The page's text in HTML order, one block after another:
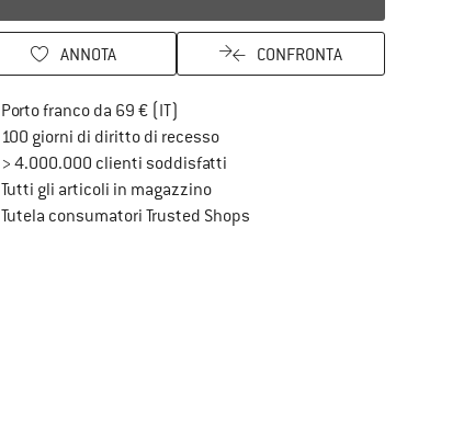
ANNOTA CONFRONTA
Porto franco da 69 € (IT)
100 giorni di diritto di recessoVai alla politica di recesso qui Si
> 4.000.000 clienti soddisfatti
Tutti gli articoli in magazzino
Tutela consumatori Trusted ShopsTrovi tutte le informazioni qui!